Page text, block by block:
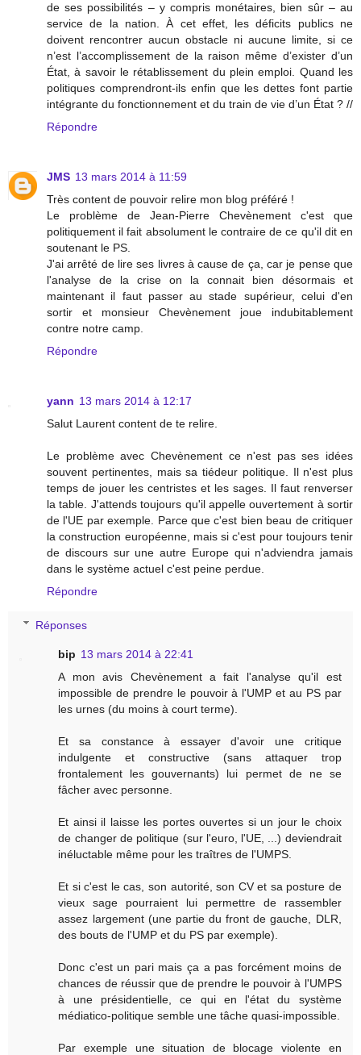
de ses possibilités – y compris monétaires, bien sûr – au
service de la nation. À cet effet, les déficits publics ne
doivent rencontrer aucun obstacle ni aucune limite, si ce
n’est l’accomplissement de la raison même d’exister d’un
État, à savoir le rétablissement du plein emploi. Quand les
politiques comprendront-ils enfin que les dettes font partie
intégrante du fonctionnement et du train de vie d’un État ? //
Répondre
JMS 13 mars 2014 à 11:59
Très content de pouvoir relire mon blog préféré !
Le problème de Jean-Pierre Chevènement c'est que
politiquement il fait absolument le contraire de ce qu'il dit en
soutenant le PS.
J'ai arrêté de lire ses livres à cause de ça, car je pense que
l'analyse de la crise on la connait bien désormais et
maintenant il faut passer au stade supérieur, celui d'en
sortir et monsieur Chevènement joue indubitablement
contre notre camp.
Répondre
yann 13 mars 2014 à 12:17
Salut Laurent content de te relire.
Le problème avec Chevènement ce n'est pas ses idées
souvent pertinentes, mais sa tiédeur politique. Il n'est plus
temps de jouer les centristes et les sages. Il faut renverser
la table. J'attends toujours qu'il appelle ouvertement à sortir
de l'UE par exemple. Parce que c'est bien beau de critiquer
la construction européenne, mais si c'est pour toujours tenir
de discours sur une autre Europe qui n'adviendra jamais
dans le système actuel c'est peine perdue.
Répondre
Réponses
bip 13 mars 2014 à 22:41
A mon avis Chevènement a fait l'analyse qu'il est
impossible de prendre le pouvoir à l'UMP et au PS par
les urnes (du moins à court terme).
Et sa constance à essayer d'avoir une critique
indulgente et constructive (sans attaquer trop
frontalement les gouvernants) lui permet de ne se
fâcher avec personne.
Et ainsi il laisse les portes ouvertes si un jour le choix
de changer de politique (sur l'euro, l'UE, ...) deviendrait
inéluctable même pour les traîtres de l'UMPS.
Et si c'est le cas, son autorité, son CV et sa posture de
vieux sage pourraient lui permettre de rassembler
assez largement (une partie du front de gauche, DLR,
des bouts de l'UMP et du PS par exemple).
Donc c'est un pari mais ça a pas forcément moins de
chances de réussir que de prendre le pouvoir à l'UMPS
à une présidentielle, ce qui en l'état du système
médiatico-politique semble une tâche quasi-impossible.
Par exemple une situation de blocage violente en